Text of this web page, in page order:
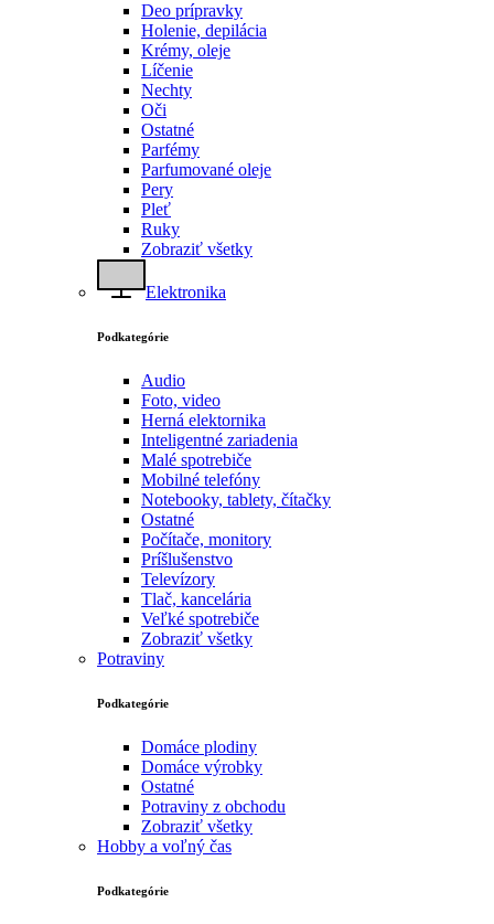
Deo prípravky
Holenie, depilácia
Krémy, oleje
Líčenie
Nechty
Oči
Ostatné
Parfémy
Parfumované oleje
Pery
Pleť
Ruky
Zobraziť všetky
Elektronika
Podkategórie
Audio
Foto, video
Herná elektornika
Inteligentné zariadenia
Malé spotrebiče
Mobilné telefóny
Notebooky, tablety, čítačky
Ostatné
Počítače, monitory
Príšlušenstvo
Televízory
Tlač, kancelária
Veľké spotrebiče
Zobraziť všetky
Potraviny
Podkategórie
Domáce plodiny
Domáce výrobky
Ostatné
Potraviny z obchodu
Zobraziť všetky
Hobby a voľný čas
Podkategórie